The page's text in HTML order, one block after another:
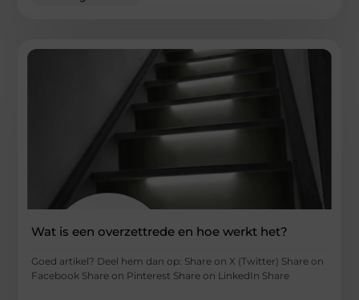
Wat is een overzettrede en hoe werkt het?
Goed artikel? Deel hem dan op: Share on X (Twitter) Share on
Facebook Share on Pinterest Share on LinkedIn Share